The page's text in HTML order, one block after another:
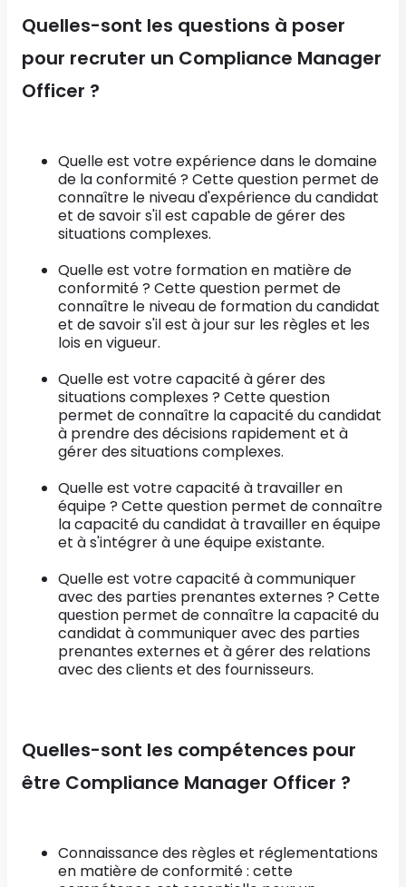
Quelles-sont les questions à poser
pour recruter un Compliance Manager
Officer ?
Quelle est votre expérience dans le domaine
de la conformité ? Cette question permet de
connaître le niveau d'expérience du candidat
et de savoir s'il est capable de gérer des
situations complexes.
Quelle est votre formation en matière de
conformité ? Cette question permet de
connaître le niveau de formation du candidat
et de savoir s'il est à jour sur les règles et les
lois en vigueur.
Quelle est votre capacité à gérer des
situations complexes ? Cette question
permet de connaître la capacité du candidat
à prendre des décisions rapidement et à
gérer des situations complexes.
Quelle est votre capacité à travailler en
équipe ? Cette question permet de connaître
la capacité du candidat à travailler en équipe
et à s'intégrer à une équipe existante.
Quelle est votre capacité à communiquer
avec des parties prenantes externes ? Cette
question permet de connaître la capacité du
candidat à communiquer avec des parties
prenantes externes et à gérer des relations
avec des clients et des fournisseurs.
Quelles-sont les compétences pour
être Compliance Manager Officer ?
Connaissance des règles et réglementations
en matière de conformité : cette